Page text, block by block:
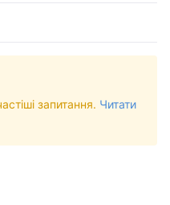
запитання. Читати